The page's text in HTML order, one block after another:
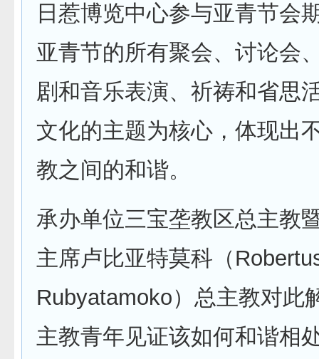
日惹博览中心参与亚青节会
亚青节的所有聚会、讨论会
剧和音乐表演、祈祷和省思
文化的主题为核心，体现出
教之间的和谐。
承办单位三宝垄教区总主教
主席卢比亚特莫科（
Rubyatamoko）总主教对此
主教青年见证该如何和谐相